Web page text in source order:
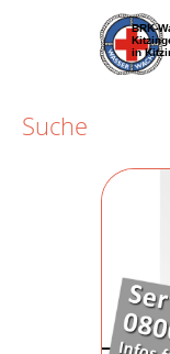
BRK-
in
Suche